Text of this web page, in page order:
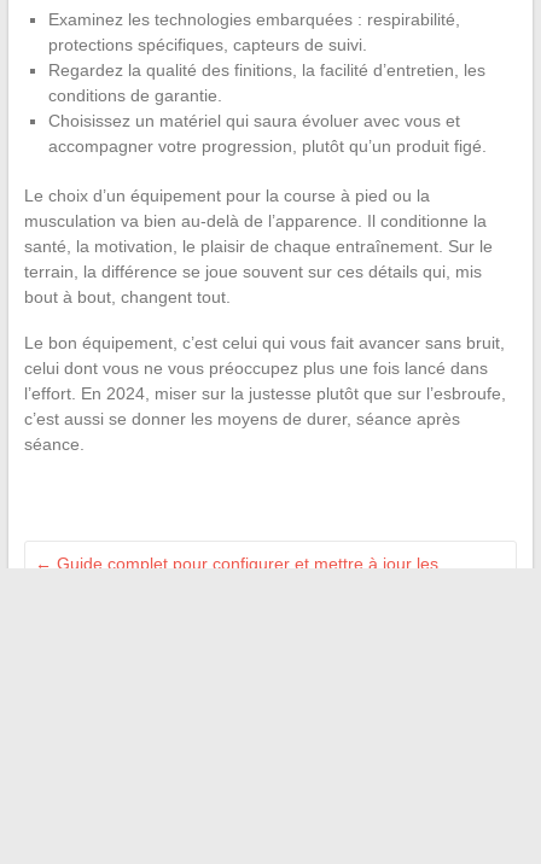
Examinez les technologies embarquées : respirabilité,
protections spécifiques, capteurs de suivi.
Regardez la qualité des finitions, la facilité d’entretien, les
conditions de garantie.
Choisissez un matériel qui saura évoluer avec vous et
accompagner votre progression, plutôt qu’un produit figé.
Le choix d’un équipement pour la course à pied ou la
musculation va bien au-delà de l’apparence. Il conditionne la
santé, la motivation, le plaisir de chaque entraînement. Sur le
terrain, la différence se joue souvent sur ces détails qui, mis
bout à bout, changent tout.
Le bon équipement, c’est celui qui vous fait avancer sans bruit,
celui dont vous ne vous préoccupez plus une fois lancé dans
l’effort. En 2024, miser sur la justesse plutôt que sur l’esbroufe,
c’est aussi se donner les moyens de durer, séance après
séance.
← Guide complet pour configurer et mettre à jour les